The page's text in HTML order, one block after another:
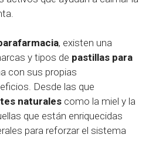
, existen una
y tipos de pastillas para
con sus propias
Desde las que
naturales como la miel y la
que están enriquecidas
para reforzar el sistema